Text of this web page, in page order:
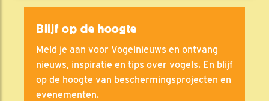
Blijf op de hoogte
Meld je aan voor Vogelnieuws en ontvang
nieuws, inspiratie en tips over vogels. En blijf
op de hoogte van beschermingsprojecten en
evenementen.